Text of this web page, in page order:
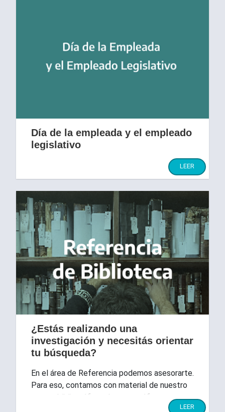
Día de la empleada y el empleado
legislativo
LEER
¿Estás realizando una
investigación у necesitás orientar
tu búsqueda?
En el área de Referencia podemos asesorarte.
Para eso, contamos con material de nuestro
acervo bibliográfico у hemerográfico.
LEER